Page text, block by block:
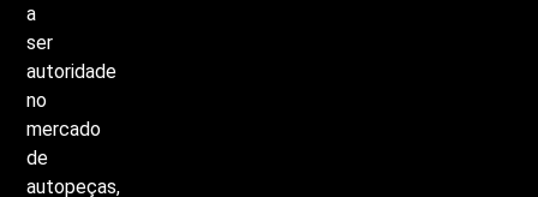
a
ser
autoridade
no
mercado
de
autopeças,